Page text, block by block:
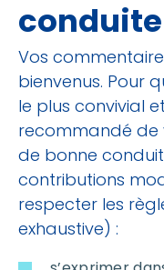
Vos
bienvenus. Pour
le plus convivial
recommandé de
de bonne
contributions
respecter les
exhaustive) :